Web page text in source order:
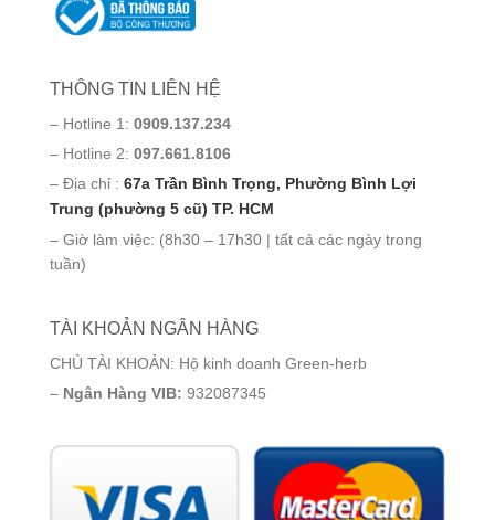
THÔNG TIN LIÊN HỆ
– Hotline 1: 0909.137.234
– Hotline 2: 097.661.8106
– Địa chỉ : 67a Trần Bình Trọng, Phường Bình Lợi
Trung (phường 5 cũ) TP. HCM
– Giờ làm việc: (8h30 – 17h30 | tất cả các ngày trong
tuần)
TÀI KHOẢN NGÂN HÀNG
CHỦ TÀI KHOẢN: Hộ kinh doanh Green-herb
– Ngân Hàng VIB: 932087345